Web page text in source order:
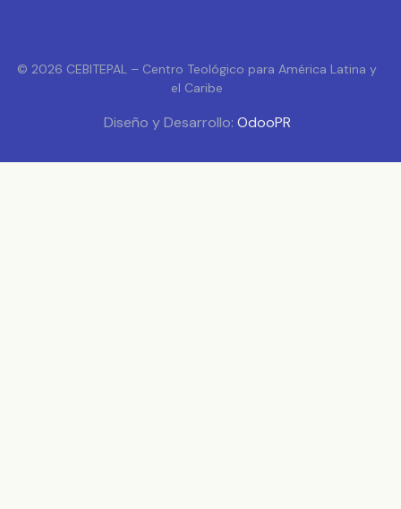
© 2026 CEBITEPAL – Centro Teológico para América Latina y
el Caribe
Diseño y Desarrollo: OdooPR